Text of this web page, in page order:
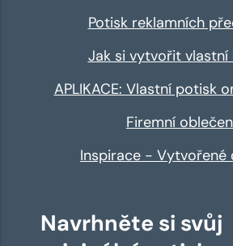
Potisk reklamních
Jak si vytvořit vlastní
APLIKACE: Vlastní potisk
Firemní
Inspirace - Vytvořené
Navrhněte si svůj